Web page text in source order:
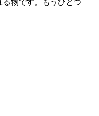
物です。もうひとつ